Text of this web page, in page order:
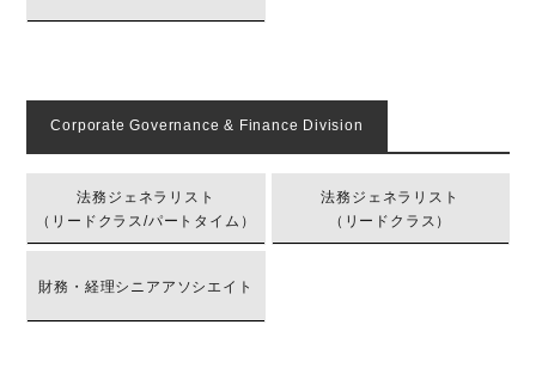
Corporate Governance & Finance Division
法務ジェネラリスト
（リードクラス/パートタイム）
法務ジェネラリスト
（リードクラス）
財務・経理シニアアソシエイト